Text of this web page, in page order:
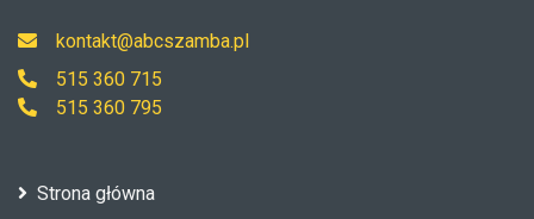
kontakt@abcszamba.pl
515 360 715
515 360 795
Strona główna